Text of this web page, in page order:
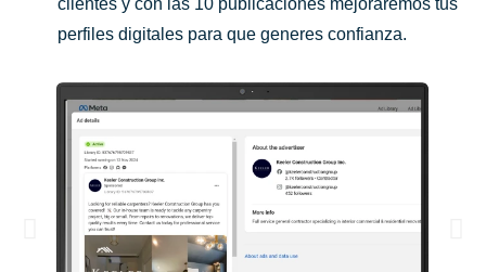
clientes y con las 10 publicaciones mejoraremos tus
perfiles digitales para que generes confianza.